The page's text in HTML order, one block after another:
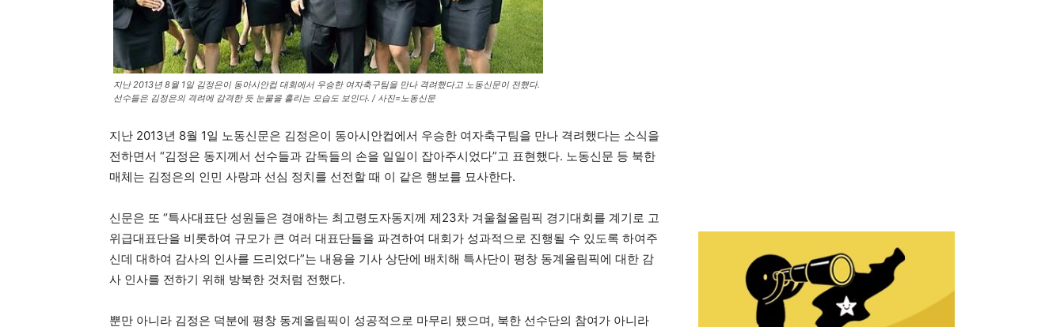
지난 2013년 8월 1일 김정은이 동아시안컵 대회에서 우승한 여자축구팀을 만나 격려했다고 노동신문이 전했다.
선수들은 김정은의 격려에 감격한 듯 눈물을 흘리는 모습도 보인다. / 사진=노동신문
지난 2013년 8월 1일 노동신문은 김정은이 동아시안컵에서 우승한 여자축구팀을 만나 격려했다는 소식을
전하면서 “김정은 동지께서 선수들과 감독들의 손을 일일이 잡아주시었다”고 표현했다. 노동신문 등 북한
매체는 김정은의 인민 사랑과 선심 정치를 선전할 때 이 같은 행보를 묘사한다.
신문은 또 “특사대표단 성원들은 경애하는 최고령도자동지께 제23차 겨울철올림픽 경기대회를 계기로 고
위급대표단을 비롯하여 규모가 큰 여러 대표단들을 파견하여 대회가 성과적으로 진행될 수 있도록 하여주
신데 대하여 감사의 인사를 드리었다”는 내용을 기사 상단에 배치해 특사단이 평창 동계올림픽에 대한 감
사 인사를 전하기 위해 방북한 것처럼 전했다.
뿐만 아니라 김정은 덕분에 평창 동계올림픽이 성공적으로 마무리 됐으며, 북한 선수단의 참여가 아니라